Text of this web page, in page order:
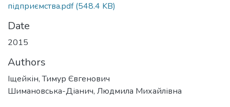
підприємства.pdf(548.4 KB)
Date
2015
Authors
Іщейкін, Тимур Євгенович
Шимановська-Діанич, Людмила Михайлівна